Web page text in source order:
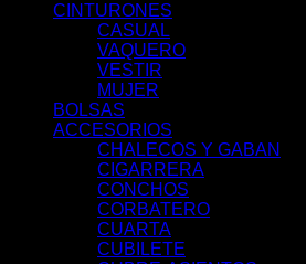
CINTURONES
CASUAL
VAQUERO
VESTIR
MUJER
BOLSAS
ACCESORIOS
CHALECOS Y GABAN
CIGARRERA
CONCHOS
CORBATERO
CUARTA
CUBILETE